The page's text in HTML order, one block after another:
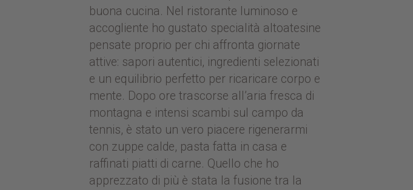
buona cucina. Nel ristorante luminoso e
accogliente ho gustato specialità altoatesine
pensate proprio per chi affronta giornate
attive: sapori autentici, ingredienti selezionati
e un equilibrio perfetto per ricaricare corpo e
mente. Dopo ore trascorse all’aria fresca di
montagna e intensi scambi sul campo da
tennis, è stato un vero piacere rigenerarmi
con zuppe calde, pasta fatta in casa e
raffinati piatti di carne. Quello che ho
apprezzato di più è stata la fusione tra la